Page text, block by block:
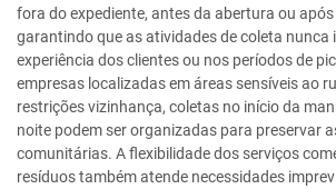
fora do expediente, antes da abertura ou
garantindo que as atividades de coleta nunca
experiência dos clientes ou nos períodos de
empresas localizadas em áreas sensíveis ao
restrições vizinhança, coletas no início da
noite podem ser organizadas para preservar
comunitárias. A flexibilidade dos serviços
resíduos também atende necessidades